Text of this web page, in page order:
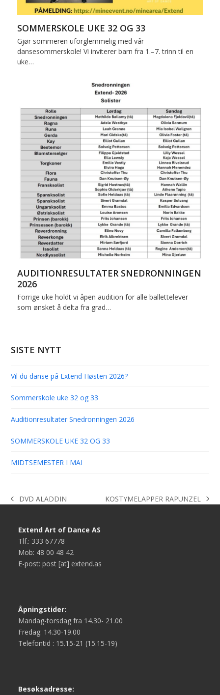
SOMMERSKOLE UKE 32 OG 33
Gjør sommeren uforglemmelig med vår
dansesommerskole! Vi inviterer barn fra 1.–7. trinn til en
uke…
AUDITIONRESULTATER SNEDRONNINGEN
2026
Forrige uke holdt vi åpen audition for alle ballettelever
som ønsket å delta fra grad…
SISTE NYTT
Vil du danse på Extend Høsten 2026?
Sommerskole uke 32 og 33
Auditionresultater Snedronningen 2026
SOMMERSKOLE UKE 32 OG 33
MIDTSEMESTER I MAI
previous
DVD ALADDIN
next
KOSTYMELAPPER RAPUNZEL
Extend Art of Dance AS
Tlf.: 333 67778
Mob: 48 00 48 42
E-post: post [at] extend.as
Åpningstider:
Mandag-torsdag fra 14.30- 21.00
Fredag: 14.30-19.00
Telefontid : 15.15-21 (15.15-19)
Besøksadresse: